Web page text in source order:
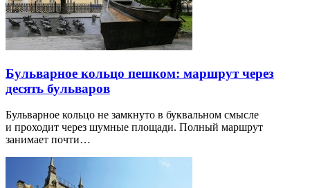
Бульварное кольцо пешком: маршрут через
десять бульваров
Бульварное кольцо не замкнуто в буквальном смысле
и проходит через шумные площади. Полный маршрут
занимает почти…